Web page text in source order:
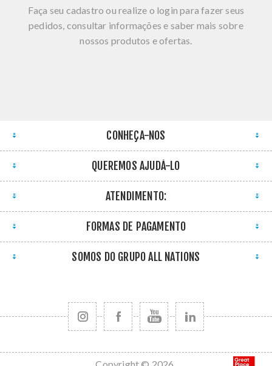
Faça seu cadastro ou realize o login para fazer seus
pedidos, consultar informações e saber mais sobre
nossos produtos e ofertas.
CONHEÇA-NOS
QUEREMOS AJUDÁ-LO
ATENDIMENTO:
FORMAS DE PAGAMENTO
SOMOS DO GRUPO ALL NATIONS